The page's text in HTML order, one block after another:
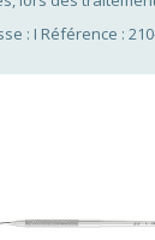
: I Référence :